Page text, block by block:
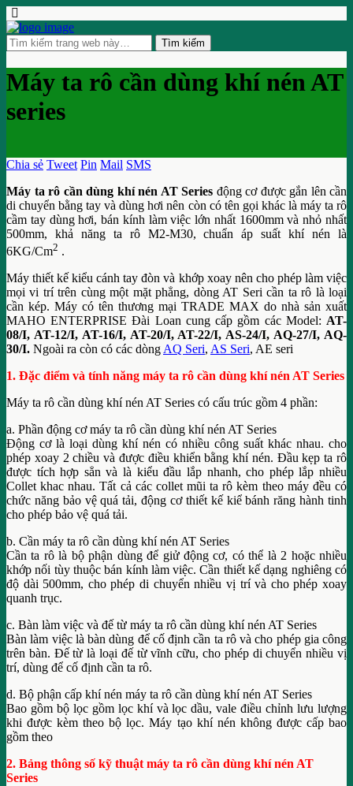
Máy ta rô cần dùng khí nén AT
series
Chia sẻ Tweet Pin Mail SMS
Máy ta rô cần dùng khí nén AT Series động cơ được gắn lên cần
di chuyển bằng tay và dùng hơi nên còn có tên gọi khác là máy ta rô
cầm tay dùng hơi, bán kính làm việc lớn nhất 1600mm và nhỏ nhất
500mm, khả năng ta rô M2-M30, chuẩn áp suất khí nén là
6KG/Cm2 .
Máy thiết kế kiểu cánh tay đòn và khớp xoay nên cho phép làm việc
mọi vi trí trên cùng một mặt phẳng, dòng AT Seri cần ta rô là loại
cần kép. Máy có tên thương mại TRADE MAX do nhà sản xuất
MAHO ENTERPRISE Đài Loan cung cấp gồm các Model: AT-
08/I, AT-12/I, AT-16/I, AT-20/I, AT-22/I, AS-24/I, AQ-27/I, AQ-
30/I. Ngoài ra còn có các dòng AQ Seri, AS Seri, AE seri
1. Đặc điểm và tính năng máy ta rô cần dùng khí nén AT Series
Máy ta rô cần dùng khí nén AT Series có cấu trúc gồm 4 phần:
a. Phần động cơ máy ta rô cần dùng khí nén AT Series
Động cơ là loại dùng khí nén có nhiều công suất khác nhau. cho
phép xoay 2 chiều và được điều khiển bằng khí nén. Đầu kẹp ta rô
được tích hợp sẳn và là kiểu đầu lắp nhanh, cho phép lắp nhiều
Collet khac nhau. Tất cả các collet mũi ta rô kèm theo máy đều có
chức năng bảo vệ quá tải, động cơ thiết kế kiể bánh răng hành tinh
cho phép bảo vệ quá tải.
b. Cần máy ta rô cần dùng khí nén AT Series
Cần ta rô là bộ phận dùng để giử động cơ, có thể là 2 hoặc nhiều
khớp nối tùy thuộc bán kính làm việc. Cần thiết kế dạng nghiêng có
độ dài 500mm, cho phép di chuyển nhiều vị trí và cho phép xoay
quanh trục.
c. Bàn làm việc và đế từ máy ta rô cần dùng khí nén AT Series
Bàn làm việc là bàn dùng để cố định cần ta rô và cho phép gia công
trên bàn. Đế từ là loại đế từ vĩnh cữu, cho phép di chuyển nhiều vị
trí, dùng để cố định cần ta rô.
d. Bộ phận cấp khí nén máy ta rô cần dùng khí nén AT Series
Bao gồm bộ lọc gồm lọc khí và lọc dầu, vale điều chỉnh lưu lượng
khi được kèm theo bộ lọc. Máy tạo khí nén không được cấp bao
gồm theo
2. Bảng thông số kỹ thuật máy ta rô cần dùng khí nén AT
Series